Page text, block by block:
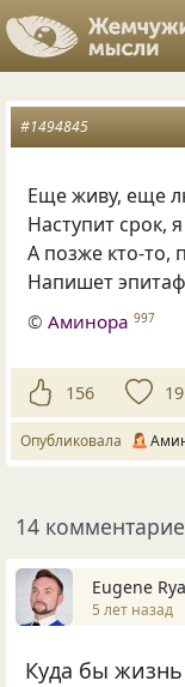
#1494845
Еще живу, еще
Наступит срок,
А позже кто-то,
Напишет
©Аминора 997
156 19
Опубликовала
14
Eugene
5 лет назад
Куда бы жизнь